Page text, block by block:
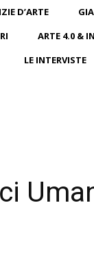
D’ARTE
ARTE 4.0 &
LE INTERVISTE